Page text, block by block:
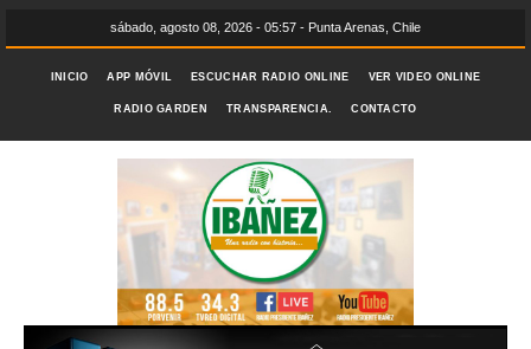
sábado, agosto 08, 2026 - 05:57 - Punta Arenas, Chile
INICIO APP MÓVIL ESCUCHAR RADIO ONLINE VER VIDEO ONLINE
RADIO GARDEN TRANSPARENCIA. CONTACTO